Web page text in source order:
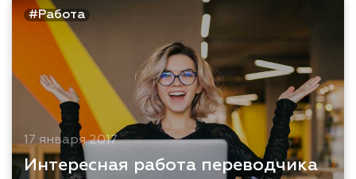
#Работа
17 января 2017
Интересная работа переводчика